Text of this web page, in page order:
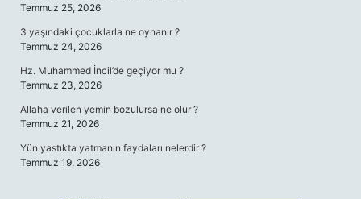
Temmuz 25, 2026
3 yaşındaki çocuklarla ne oynanır ?
Temmuz 24, 2026
Hz. Muhammed İncil’de geçiyor mu ?
Temmuz 23, 2026
Allaha verilen yemin bozulursa ne olur ?
Temmuz 21, 2026
Yün yastıkta yatmanın faydaları nelerdir ?
Temmuz 19, 2026